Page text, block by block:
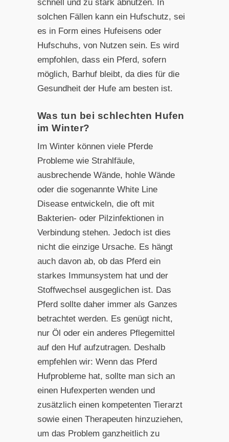
schnell und zu stark abnutzen. In
solchen Fällen kann ein Hufschutz, sei
es in Form eines Hufeisens oder
Hufschuhs, von Nutzen sein. Es wird
empfohlen, dass ein Pferd, sofern
möglich, Barhuf bleibt, da dies für die
Gesundheit der Hufe am besten ist.
Was tun bei schlechten Hufen
im Winter?
Im Winter können viele Pferde
Probleme wie Strahlfäule,
ausbrechende Wände, hohle Wände
oder die sogenannte White Line
Disease entwickeln, die oft mit
Bakterien- oder Pilzinfektionen in
Verbindung stehen. Jedoch ist dies
nicht die einzige Ursache. Es hängt
auch davon ab, ob das Pferd ein
starkes Immunsystem hat und der
Stoffwechsel ausgeglichen ist. Das
Pferd sollte daher immer als Ganzes
betrachtet werden. Es genügt nicht,
nur Öl oder ein anderes Pflegemittel
auf den Huf aufzutragen. Deshalb
empfehlen wir: Wenn das Pferd
Hufprobleme hat, sollte man sich an
einen Hufexperten wenden und
zusätzlich einen kompetenten Tierarzt
sowie einen Therapeuten hinzuziehen,
um das Problem ganzheitlich zu